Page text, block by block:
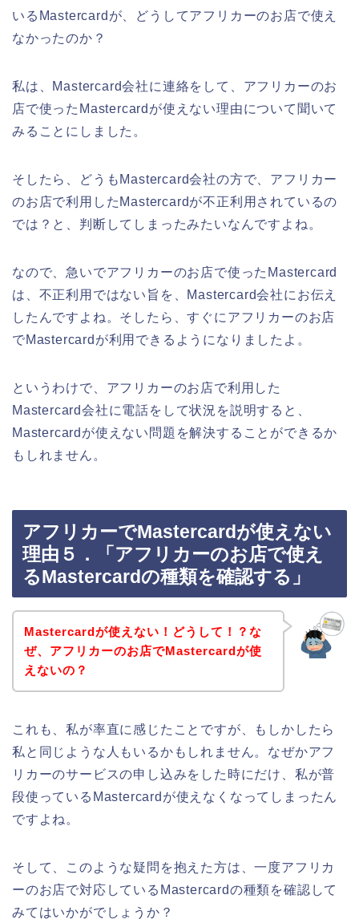
いるMastercardが、どうしてアフリカーのお店で使え
なかったのか？
私は、Mastercard会社に連絡をして、アフリカーのお
店で使ったMastercardが使えない理由について聞いて
みることにしました。
そしたら、どうもMastercard会社の方で、アフリカー
のお店で利用したMastercardが不正利用されているの
では？と、判断してしまったみたいなんですよね。
なので、急いでアフリカーのお店で使ったMastercard
は、不正利用ではない旨を、Mastercard会社にお伝え
したんですよね。そしたら、すぐにアフリカーのお店
でMastercardが利用できるようになりましたよ。
というわけで、アフリカーのお店で利用した
Mastercard会社に電話をして状況を説明すると、
Mastercardが使えない問題を解決することができるか
もしれません。
アフリカーでMastercardが使えない
理由５．「アフリカーのお店で使え
るMastercardの種類を確認する」
Mastercardが使えない！どうして！？な
ぜ、アフリカーのお店でMastercardが使
えないの？
これも、私が率直に感じたことですが、もしかしたら
私と同じような人もいるかもしれません。なぜかアフ
リカーのサービスの申し込みをした時にだけ、私が普
段使っているMastercardが使えなくなってしまったん
ですよね。
そして、このような疑問を抱えた方は、一度アフリカ
ーのお店で対応しているMastercardの種類を確認して
みてはいかがでしょうか？